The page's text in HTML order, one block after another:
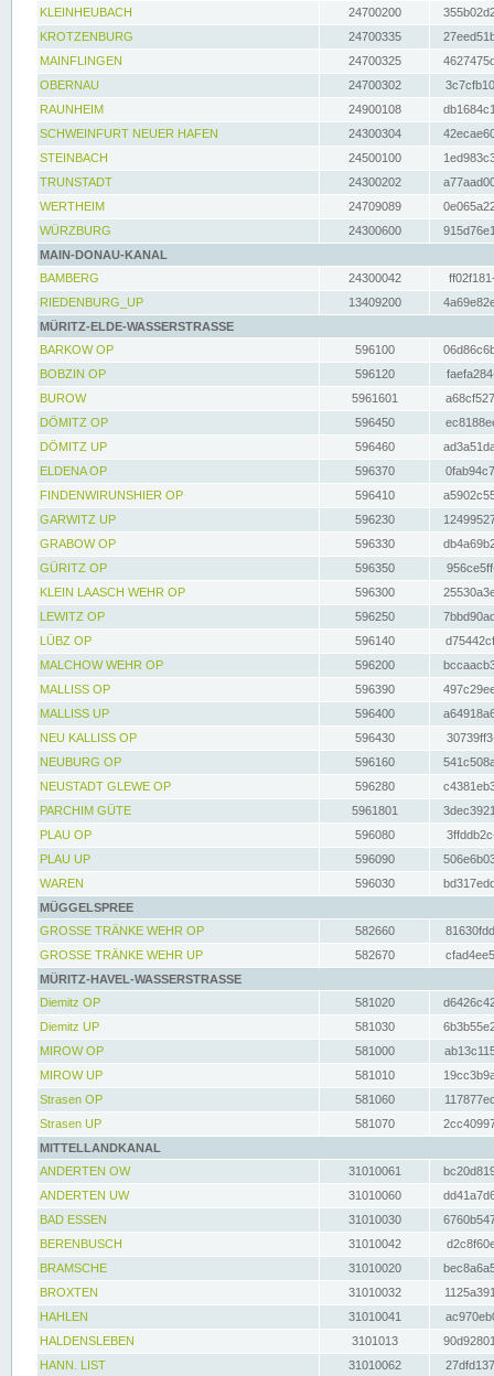
KLEINHEUBACH 24700200
KROTZENBURG
24700335
MAINFLINGEN
24700325
OBERNAU
24700302
RAUNHEIM
24900108
SCHWEINFURT NEUER HAFEN
24300304
STEINBACH
24500100
TRUNSTADT
24300202
WERTHEIM
24709089
WÜRZBURG
24300600
MAIN-DONAU-KANAL
BAMBERG
24300042
RIEDENBURG_UP
13409200
MÜRITZ-ELDE-WASSERSTRASSE
BARKOW OP
596100
BOBZIN OP
596120
BUROW
5961601
DÖMITZ OP
596450
DÖMITZ UP
596460
ELDENA OP
596370
FINDENWIRUNSHIER OP
596410
GARWITZ UP
596230
GRABOW OP
596330
GÜRITZ OP
596350
KLEIN LAASCH WEHR OP
596300
LEWITZ OP
596250
LÜBZ OP
596140
MALCHOW WEHR OP
596200
MALLISS OP
596390
MALLISS UP
596400
NEU KALLISS OP
596430
NEUBURG OP
596160
NEUSTADT GLEWE OP
596280
PARCHIM GÜTE
5961801
PLAU OP
596080
PLAU UP
596090
WAREN
596030
MÜGGELSPREE
GROSSE TRÄNKE WEHR OP
582660
GROSSE TRÄNKE WEHR UP
582670
MÜRITZ-HAVEL-WASSERSTRASSE
Diemitz OP
581020
Diemitz UP
581030
MIROW OP
581000
MIROW UP
581010
Strasen OP
581060
Strasen UP
581070
MITTELLANDKANAL
ANDERTEN OW
31010061
ANDERTEN UW
31010060
BAD ESSEN
31010030
BERENBUSCH
31010042
BRAMSCHE
31010020
BROXTEN
31010032
HAHLEN
31010041
HALDENSLEBEN
3101013
HANN. LIST
31010062